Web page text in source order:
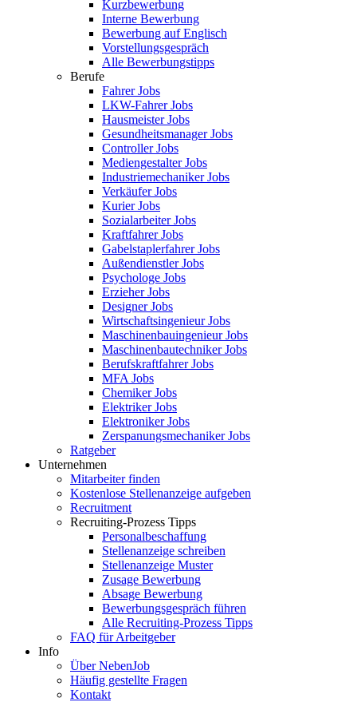
Kurzbewerbung
Interne Bewerbung
Bewerbung auf Englisch
Vorstellungsgespräch
Alle Bewerbungstipps
Berufe
Fahrer Jobs
LKW-Fahrer Jobs
Hausmeister Jobs
Gesundheitsmanager Jobs
Controller Jobs
Mediengestalter Jobs
Industriemechaniker Jobs
Verkäufer Jobs
Kurier Jobs
Sozialarbeiter Jobs
Kraftfahrer Jobs
Gabelstaplerfahrer Jobs
Außendienstler Jobs
Psychologe Jobs
Erzieher Jobs
Designer Jobs
Wirtschaftsingenieur Jobs
Maschinenbauingenieur Jobs
Maschinenbautechniker Jobs
Berufskraftfahrer Jobs
MFA Jobs
Chemiker Jobs
Elektriker Jobs
Elektroniker Jobs
Zerspanungsmechaniker Jobs
Ratgeber
Unternehmen
Mitarbeiter finden
Kostenlose Stellenanzeige aufgeben
Recruitment
Recruiting-Prozess Tipps
Personalbeschaffung
Stellenanzeige schreiben
Stellenanzeige Muster
Zusage Bewerbung
Absage Bewerbung
Bewerbungsgespräch führen
Alle Recruiting-Prozess Tipps
FAQ für Arbeitgeber
Info
Über NebenJob
Häufig gestellte Fragen
Kontakt